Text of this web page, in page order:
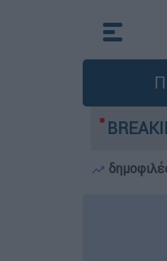
φωτιά τη